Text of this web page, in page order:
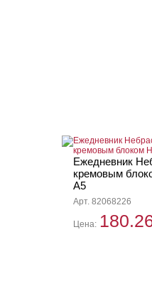
Ежедневник
кремовым
А5
Арт. 82068226
Цена: